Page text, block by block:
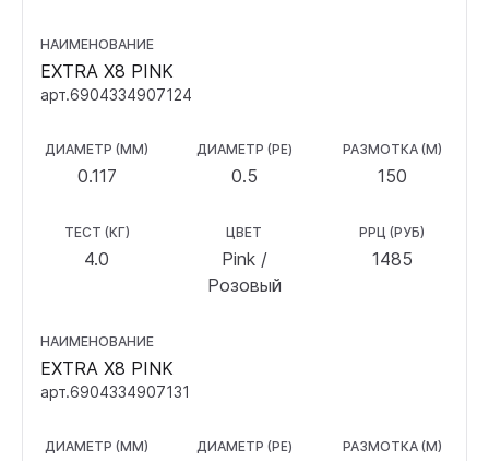
НАИМЕНОВАНИЕ
EXTRA X8 PINK
арт.6904334907124
ДИАМЕТР (ММ)
0.117
ДИАМЕТР (PE)
0.5
РАЗМОТКА (М)
150
ТЕСТ (КГ)
4.0
ЦВЕТ
Pink /
Розовый
РРЦ (РУБ)
1485
НАИМЕНОВАНИЕ
EXTRA X8 PINK
арт.6904334907131
ДИАМЕТР (ММ) ДИАМЕТР (PE) РАЗМОТКА (М)